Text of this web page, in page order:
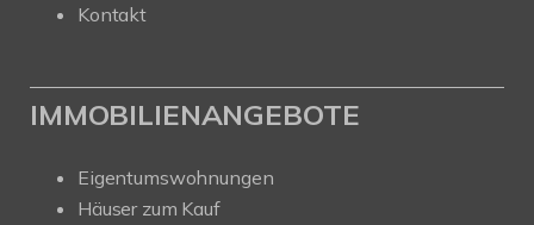
Kontakt
IMMOBILIENANGEBOTE
Eigentumswohnungen
Häuser zum Kauf